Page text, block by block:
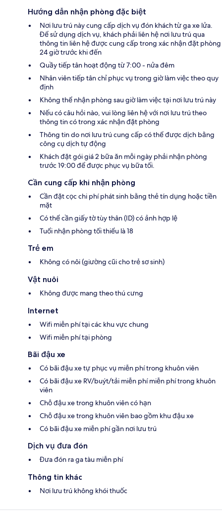
Hướng dẫn nhận phòng đặc biệt
Nơi lưu trú này cung cấp dịch vụ đón khách từ ga xe lửa.
Để sử dụng dịch vụ, khách phải liên hệ nơi lưu trú qua
thông tin liên hệ được cung cấp trong xác nhận đặt phòng
24 giờ trước khi đến
Quầy tiếp tân hoạt động từ 7:00 - nửa đêm
Nhân viên tiếp tân chỉ phục vụ trong giờ làm việc theo quy
định
Không thể nhận phòng sau giờ làm việc tại nơi lưu trú này
Nếu có câu hỏi nào, vui lòng liên hệ với nơi lưu trú theo
thông tin có trong xác nhận đặt phòng
Thông tin do nơi lưu trú cung cấp có thể được dịch bằng
công cụ dịch tự động
Khách đặt gói giá 2 bữa ăn mỗi ngày phải nhận phòng
trước 19:00 để được phục vụ bữa tối.
Cần cung cấp khi nhận phòng
Cần đặt cọc chi phí phát sinh bằng thẻ tín dụng hoặc tiền
mặt
Có thể cần giấy tờ tùy thân (ID) có ảnh hợp lệ
Tuổi nhận phòng tối thiểu là 18
Trẻ em
Không có nôi (giường cũi cho trẻ sơ sinh)
Vật nuôi
Không được mang theo thú cưng
Internet
Wifi miễn phí tại các khu vực chung
Wifi miễn phí tại phòng
Bãi đậu xe
Có bãi đậu xe tự phục vụ miễn phí trong khuôn viên
Có bãi đậu xe RV/buýt/tải miễn phí miễn phí trong khuôn
viên
Chỗ đậu xe trong khuôn viên có hạn
Chỗ đậu xe trong khuôn viên bao gồm khu đậu xe
Có bãi đậu xe miễn phí gần nơi lưu trú
Dịch vụ đưa đón
Đưa đón ra ga tàu miễn phí
Thông tin khác
Nơi lưu trú không khói thuốc